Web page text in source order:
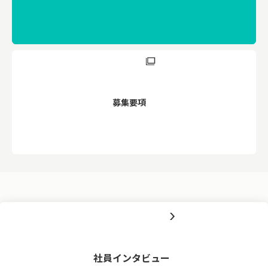
募集要項
社員インタビュー